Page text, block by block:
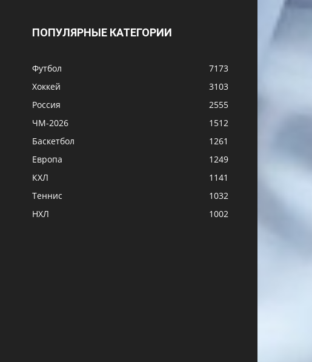
ПОПУЛЯРНЫЕ КАТЕГОРИИ
Футбол
7173
Хоккей
3103
Россия
2555
ЧМ-2026
1512
Баскетбол
1261
Европа
1249
КХЛ
1141
Теннис
1032
НХЛ
1002